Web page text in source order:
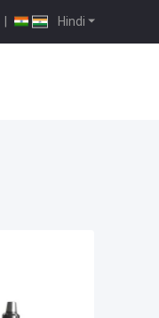
Hindi
|